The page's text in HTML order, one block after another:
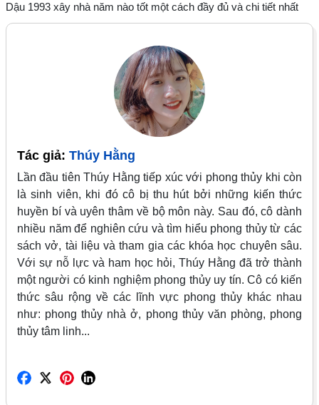
Dậu 1993 xây nhà năm nào tốt một cách đầy đủ và chi tiết nhất
Tác giả: Thúy Hằng
Lần đầu tiên Thúy Hằng tiếp xúc với phong thủy khi còn
là sinh viên, khi đó cô bị thu hút bởi những kiến thức
huyền bí và uyên thâm về bộ môn này. Sau đó, cô dành
nhiều năm để nghiên cứu và tìm hiểu phong thủy từ các
sách vở, tài liệu và tham gia các khóa học chuyên sâu.
Với sự nỗ lực và ham học hỏi, Thúy Hằng đã trở thành
một người có kinh nghiệm phong thủy uy tín. Cô có kiến
thức sâu rộng về các lĩnh vực phong thủy khác nhau
như: phong thủy nhà ở, phong thủy văn phòng, phong
thủy tâm linh...